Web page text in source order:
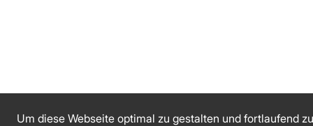
Um diese Webseite optimal zu gestalten und fortlaufend zu